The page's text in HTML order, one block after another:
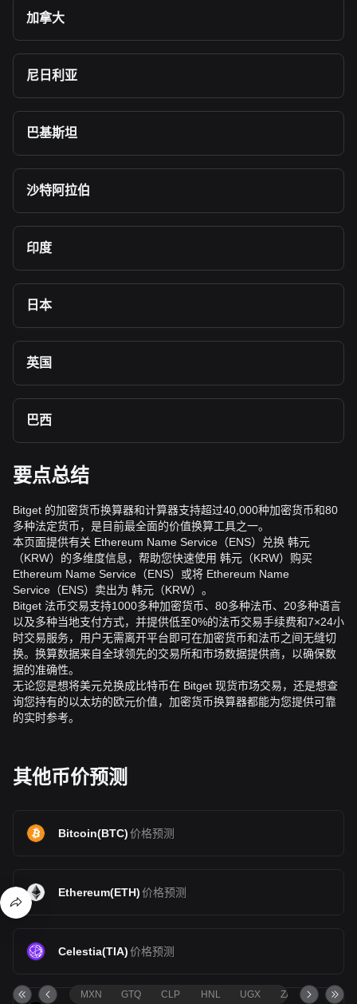
加拿大
尼日利亚
巴基斯坦
沙特阿拉伯
印度
日本
英国
巴西
要点总结
Bitget 的加密货币换算器和计算器支持超过40,000种加密货币和80
多种法定货币，是目前最全面的价值换算工具之一。
本页面提供有关 Ethereum Name Service（ENS）兑换 韩元
（KRW）的多维度信息，帮助您快速使用 韩元（KRW）购买
Ethereum Name Service（ENS）或将 Ethereum Name
Service（ENS）卖出为 韩元（KRW）。
Bitget 法币交易支持1000多种加密货币、80多种法币、20多种语言
以及多种当地支付方式，并提供低至0%的法币交易手续费和7×24小
时交易服务，用户无需离开平台即可在加密货币和法币之间无缝切
换。换算数据来自全球领先的交易所和市场数据提供商，以确保数
据的准确性。
无论您是想将美元兑换成比特币在 Bitget 现货市场交易，还是想查
询您持有的以太坊的欧元价值，加密货币换算器都能为您提供可靠
的实时参考。
其他币价预测
Bitcoin(BTC)价格预测
Ethereum(ETH)价格预测
Celestia(TIA)价格预测
MXN GTQ CLP HNL UGX ZAR TND